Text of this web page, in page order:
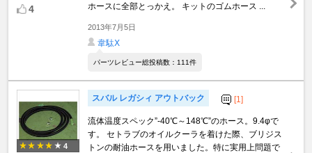
4
ホースに全部とっかえ。 キットのゴムホース ...
2013年7月5日
韋駄Ⅹ
パーツレビュー総投稿数：111件
4
スバル レガシィ アウトバック [1]
流体温度スペック”-40℃～148℃”のホース。9.4φで
す。 セトラブのオイルクーラを着けた際、ブリジス
トンの耐油ホースを用いました。特に実用上問題で